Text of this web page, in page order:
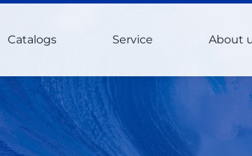
Catalogs Service About